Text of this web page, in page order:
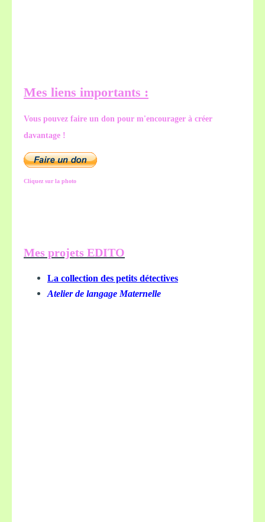
Mes liens importants :
Vous pouvez faire un don pour m'encourager à créer
davantage !
Cliquez sur la photo
Mes projets EDITO
La collection des petits détectives
Atelier de langage Maternelle